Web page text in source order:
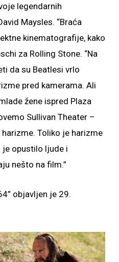
legendarnih
Maysles. “Braća
kinematografije, kako
za Rolling Stone. “Na
da su Beatlesi vrlo
pred kamerama. Ali
žene ispred Plaza
Sullivan Theater –
Toliko je harizme
je opustilo ljude i
nešto na film.”
objavljen je 29.